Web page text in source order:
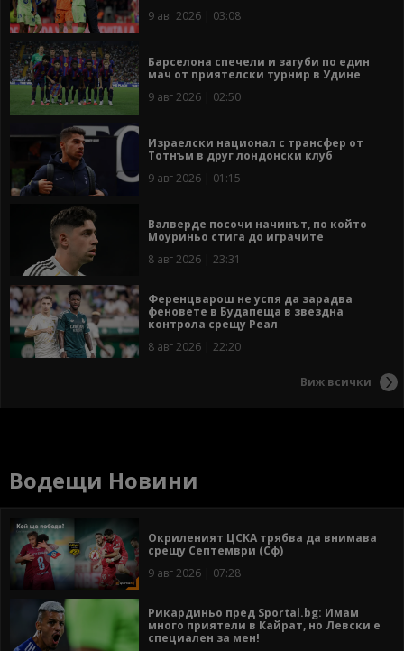
9 авг 2026 | 03:08
Барселона спечели и загуби по един
мач от приятелски турнир в Удине
9 авг 2026 | 02:50
Израелски национал с трансфер от
Тотнъм в друг лондонски клуб
9 авг 2026 | 01:15
Валверде посочи начинът, по който
Моуриньо стига до играчите
8 авг 2026 | 23:31
Ференцварош не успя да зарадва
феновете в Будапеща в звездна
контрола срещу Реал
8 авг 2026 | 22:20
Виж всички
Водещи Новини
Окриленият ЦСКА трябва да внимава
срещу Септември (Сф)
9 авг 2026 | 07:28
Рикардиньо пред Sportal.bg: Имам
много приятели в Кайрат, но Левски е
специален за мен!